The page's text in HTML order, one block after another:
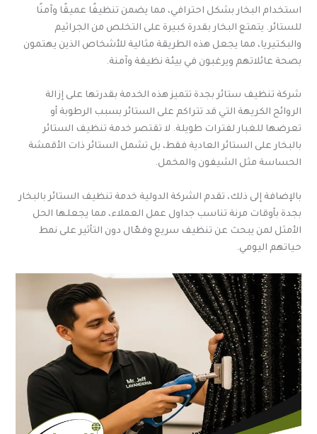
استخدام البخار بشكل احترافي، مما يضمن تنظيفًا عميقًا وآمنًا
للستائر. يتمتع البخار بقدرة كبيرة على التخلص من الجراثيم
والبكتيريا، مما يجعل هذه الطريقة مثالية للأشخاص الذين يهتمون
بصحة عائلاتهم ويرغبون في بيئة نظيفة وآمنة.
شركة تنظيف ستائر بجدة تتميز هذه الخدمة بقدرتها على إزالة
الروائح الكريهة التي قد تتراكم على الستائر بسبب الرطوبة أو
تعرضها للغبار لفترات طويلة. لا تقتصر خدمة تنظيف الستائر
بالبخار على الستائر العادية فقط، بل تشمل الستائر ذات الأقمشة
الحساسة مثل الشيفون والمخمل.
بالإضافة إلى ذلك، تقدم الشركة الدولية خدمة تنظيف الستائر بالبخار
بجدة بأوقات مرنة تناسب جداول عمل العملاء، مما يجعلها الحل
الأمثل لمن يبحث عن تنظيف سريع وفعّال دون التأثير على نمط
حياتهم اليومي.